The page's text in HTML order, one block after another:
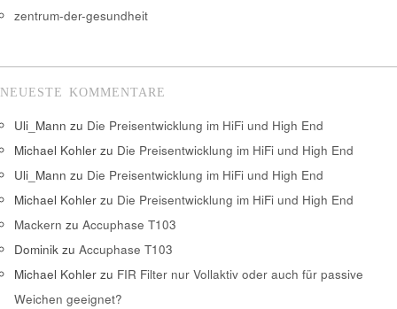
zentrum-der-gesundheit
NEUESTE KOMMENTARE
Uli_Mann zu Die Preisentwicklung im HiFi und High End
Michael Kohler zu Die Preisentwicklung im HiFi und High End
Uli_Mann zu Die Preisentwicklung im HiFi und High End
Michael Kohler zu Die Preisentwicklung im HiFi und High End
Mackern zu Accuphase T103
Dominik zu Accuphase T103
Michael Kohler zu FIR Filter nur Vollaktiv oder auch für passive
Weichen geeignet?